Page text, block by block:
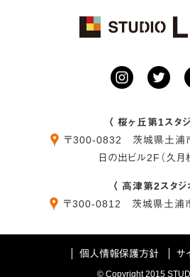
〈 桜ヶ丘第1スタジ
〒300-0832 茨城県土浦
日の出ビル2F（久月
〈 高津第2スタジ
〒300-0812 茨城県土浦
個人情報保護方針 サ
© Copyright 2015